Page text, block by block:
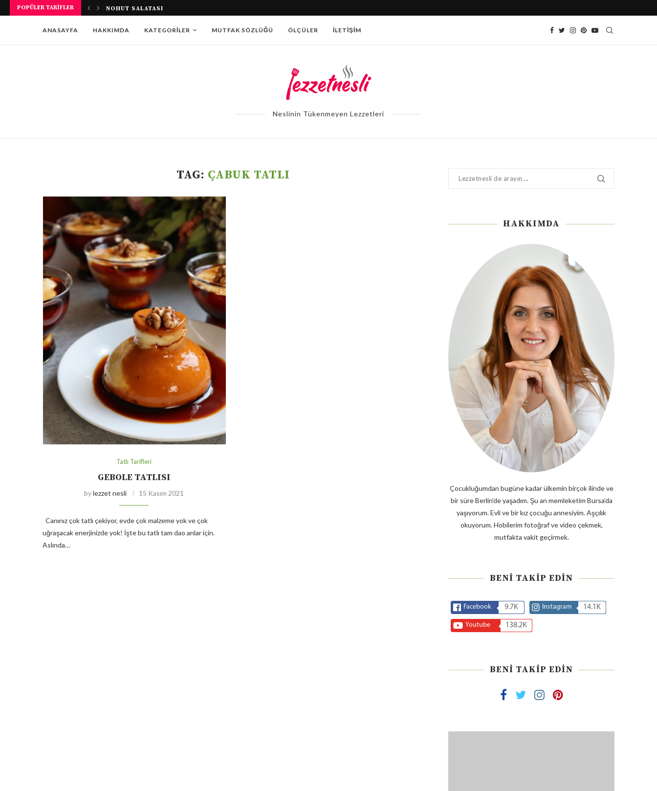
POPÜLER TARIFLER NOHUT SALATASI
ANASAYFA HAKKIMDA KATEGORILER MUTFAK SÖZLÜĞÜ ÖLÇÜLER İLETIŞIM
Neslinin Tükenmeyen Lezzetleri
TAG: ÇABUK TATLI
Tatlı Tarifleri
GEBOLE TATLISI
bylezzet nesli 15 Kasım 2021
Canınız çok tatlı çekiyor, evde çok malzeme yok ve çok
uğraşacak enerjinizde yok! İşte bu tatlı tam dao anlar için.
Aslında…
HAKKIMDA
Çocukluğumdan bugüne kadar ülkemin birçok ilinde ve
bir süre Berlin’de yaşadım. Şu an memleketim Bursa’da
yaşıyorum. Evli ve bir kız çocuğu annesiyim. Aşçılık
okuyorum. Hobilerim fotoğraf ve video çekmek,
mutfakta vakit geçirmek.
BENI TAKIP EDIN
Facebook 9.7K Instagram 14.1K
Youtube 138.2K
BENI TAKIP EDIN